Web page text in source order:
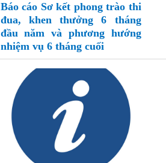
Báo cáo Sơ kết phong trào thi
đua, khen thưởng 6 tháng
đầu năm và phương hướng
nhiệm vụ 6 tháng cuối